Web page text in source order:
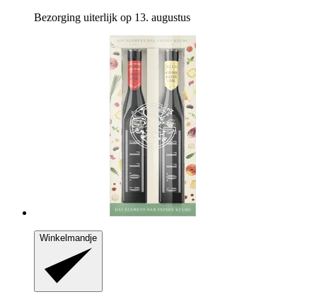
Bezorging uiterlijk op 13. augustus
Winkelmandje